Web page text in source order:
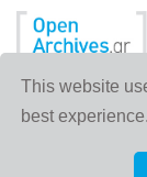
This website
best experience.